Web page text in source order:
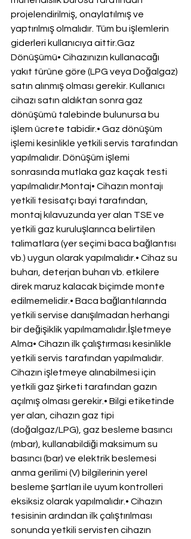
projelendirilmiş, onaylatılmış ve
yaptırılmış olmalıdır. Tüm bu işlemlerin
giderleri kullanıcıya aittir.Gaz
Dönüşümü• Cihazınızın kullanacağı
yakıt türüne göre (LPG veya Doğalgaz)
satın alınmış olması gerekir. Kullanıcı
cihazı satın aldıktan sonra gaz
dönüşümü talebinde bulunursa bu
işlem ücrete tabidir.• Gaz dönüşüm
işlemi kesinlikle yetkili servis tarafından
yapılmalıdır. Dönüşüm işlemi
sonrasında mutlaka gaz kaçak testi
yapılmalıdır.Montaj• Cihazın montajı
yetkili tesisatçı bayi tarafından,
montaj kılavuzunda yer alan TSE ve
yetkili gaz kuruluşlarınca belirtilen
talimatlara (yer seçimi baca bağlantısı
vb.) uygun olarak yapılmalıdır.• Cihaz su
buharı, deterjan buharı vb. etkilere
direk maruz kalacak biçimde monte
edilmemelidir.• Baca bağlantılarında
yetkili servise danışılmadan herhangi
bir değişiklik yapılmamalıdır.İşletmeye
Alma• Cihazın ilk çalıştırması kesinlikle
yetkili servis tarafından yapılmalıdır.
Cihazın işletmeye alınabilmesi için
yetkili gaz şirketi tarafından gazın
açılmış olması gerekir.• Bilgi etiketinde
yer alan, cihazın gaz tipi
(doğalgaz/LPG), gaz besleme basıncı
(mbar), kullanabildiği maksimum su
basıncı (bar) ve elektrik beslemesi
anma gerilimi (V) bilgilerinin yerel
besleme şartları ile uyum kontrolleri
eksiksiz olarak yapılmalıdır.• Cihazın
tesisinin ardından ilk çalıştırılması
sonunda yetkili servisten cihazın